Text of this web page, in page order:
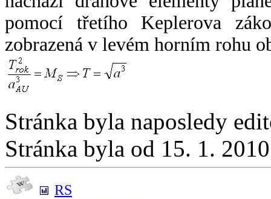
pomocí třetího Keplerova
zobrazená v levém horním rohu
Stránka byla naposledy
Stránka byla od 15. 1.
RS